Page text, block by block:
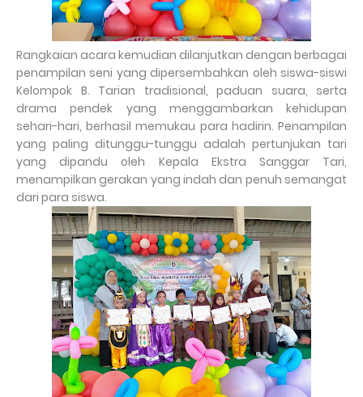
Rangkaian acara kemudian dilanjutkan dengan berbagai
penampilan seni yang dipersembahkan oleh siswa-siswi
Kelompok B. Tarian tradisional, paduan suara, serta
drama pendek yang menggambarkan kehidupan
sehari-hari, berhasil memukau para hadirin. Penampilan
yang paling ditunggu-tunggu adalah pertunjukan tari
yang dipandu oleh Kepala Ekstra Sanggar Tari,
menampilkan gerakan yang indah dan penuh semangat
dari para siswa.